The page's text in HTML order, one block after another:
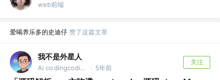
web前端
爱喝养乐多的史迪仔 赞了这篇文章
我不是外星人
Ai co dingcoding @攻粽：外星人AI进化录 · 5年前
关注